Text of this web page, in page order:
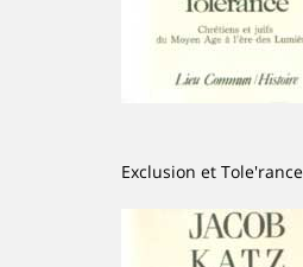
Exclusion et Tole'rance